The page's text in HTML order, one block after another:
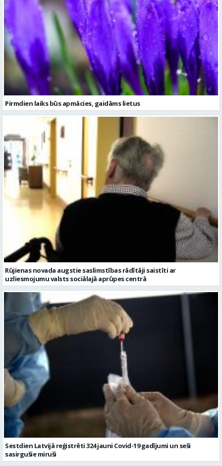
Pirmdien laiks būs apmācies, gaidāms lietus
Rūjienas novada augstie saslimstības rādītāji saistīti ar
uzliesmojumu valsts sociālajā aprūpes centrā
Sestdien Latvijā reģistrēti 324 jauni Covid-19 gadījumi un seši
sasirgušie miruši